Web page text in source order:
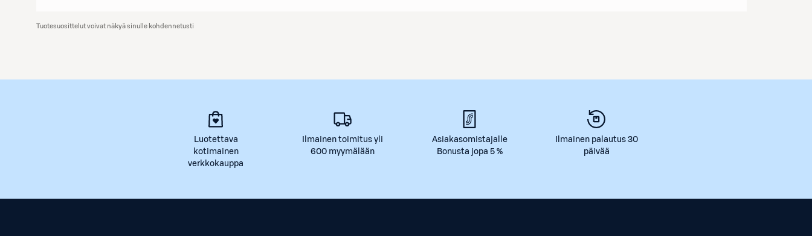
Tuotesuosittelut voivat näkyä sinulle kohdennetusti
Luotettava
kotimainen
verkkokauppa
Ilmainen toimitus yli
600 myymälään
Asiakasomistajalle
Bonusta jopa 5 %
Ilmainen palautus 30
päivää